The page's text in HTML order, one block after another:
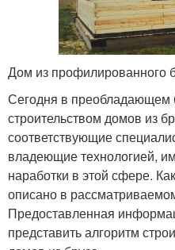
Дом из профилированного
Сегодня в преобладающем
строительством домов из
соответствующие
владеющие технологией,
наработки в этой сфере.
описано в
Предоставленная
представить алгоритм